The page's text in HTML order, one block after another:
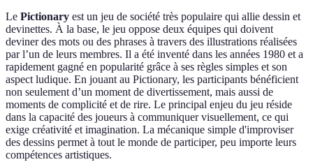
Le Pictionary est un jeu de société très populaire qui allie dessin et
devinettes. À la base, le jeu oppose deux équipes qui doivent
deviner des mots ou des phrases à travers des illustrations réalisées
par l’un de leurs membres. Il a été inventé dans les années 1980 et a
rapidement gagné en popularité grâce à ses règles simples et son
aspect ludique. En jouant au Pictionary, les participants bénéficient
non seulement d’un moment de divertissement, mais aussi de
moments de complicité et de rire. Le principal enjeu du jeu réside
dans la capacité des joueurs à communiquer visuellement, ce qui
exige créativité et imagination. La mécanique simple d'improviser
des dessins permet à tout le monde de participer, peu importe leurs
compétences artistiques.